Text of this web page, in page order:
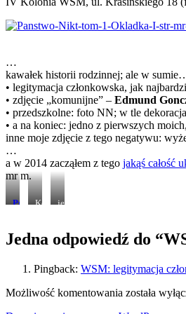
…
kawałek historii rodzinnej; ale w
• legitymacja członkowska, jak
• zdjęcie „komunijne” – Edmund
• przedszkolne: foto NN; w tle
• a na koniec: jedno z pierwszych
inne moje zdjęcie z tego negatywu:
…
a w 2014 zacząłem z tego jakąś całość
mr m.
Przedszkole
Komuniajedno
pierwszych
zdjęć,
Baby
Brownie
(196…?)
Jedna odpowiedź do
Pingback: WSM: legi­ty­ma­cja
Możliwość komentowania została